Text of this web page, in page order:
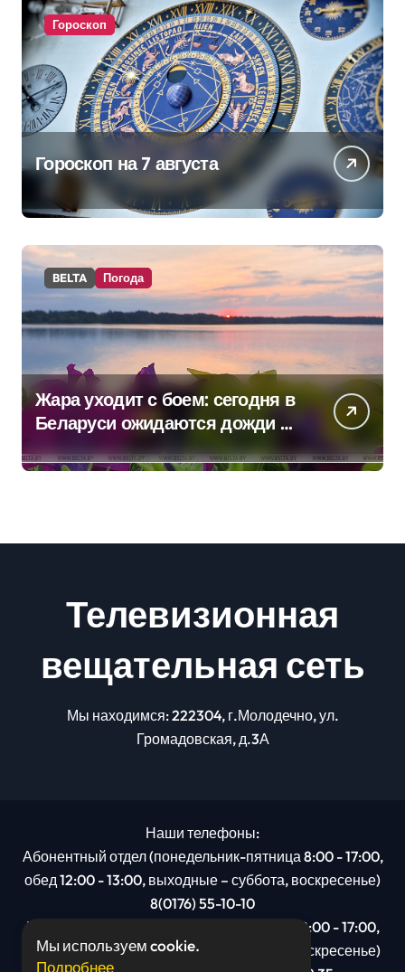
Гороскоп
Гороскоп на 7 августа
BELTA Погода
Жара уходит с боем: сегодня в
Беларуси ожидаются дожди и
грозы
Телевизионная
вещательная сеть
Мы находимся: 222304, г.Молодечно, ул.
Громадовская, д.3А
Наши телефоны:
Абонентный отдел (понедельник-пятница 8:00 - 17:00,
обед 12:00 - 13:00, выходные – суббота, воскресенье)
8(0176) 55-10-10
Рекламный отдел (понедельник-пятница 8:00 - 17:00,
обед 12:00 - 13:00, выходные – суббота, воскресенье)
Мы используем cookie.
Подробнее